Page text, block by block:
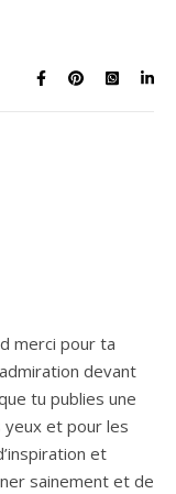
merci pour ta
devant
tu publies une
et pour les
et
sainement et de